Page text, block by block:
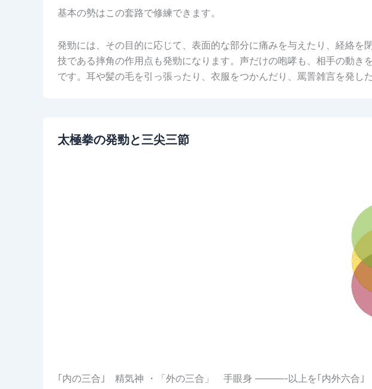
基本の勢はこの套路で修練できます。
発勁には、その目的に応じて、表面的な部分に痛みを与えたり、経絡
技である摔角の作用点も発勁になります。声だけの咆哮も、相手の動
です。耳や髪の毛を引っ張ったり、衣服をつかんだり、罵詈雑言を発
太極拳の発勁と三尖三節
｢内の三合｣ 精気神 ・「外の三合」 手眼身 ———-以上を｢内外六合｣